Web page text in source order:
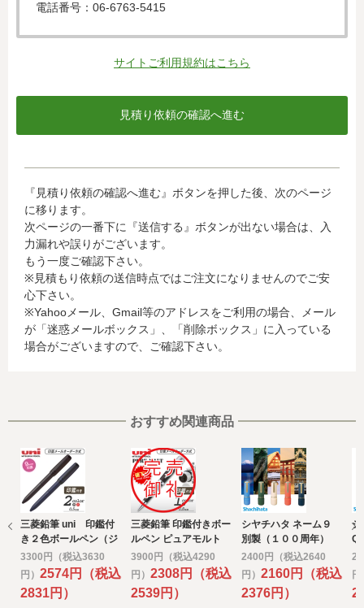
電話番号：06-6763-5415
c) 個人情報の利用目的
入力された個人情報は、お見積り依頼への対応のために利
d) 個人情報の第三者提供について
当社がお客様から収集した以下の個人情報等は、カード発
行会社が行う不正利用検知・防止のために、お客様が利用
されているカード発行会社へ提供させていただきます。(氏
名、電話番号、email アドレス、インターネット利用環境
に関する情報等)
お客様が利用されているカード発行会社が外国にある場
合、これらの情報は当該発行会社が所属する国に移転され
る場合があります。当社では、お客様から収集した情報か
らは、ご利用のカード発行会社及び当該会社が所在する国
を特定することができないため、以下の個人情報保護措置
・発行会社の個人情報保護の措置
なお、個人情報保護委員会のホームページ
(https://www.ppc.go.jp/)では、各国における個人情報保護
制度に関する情報について掲載されています。
お客様が未成年の場合、親権者または後見人の承諾を得た
上で、本サービスを利用するものとします。
e) 個人情報の取扱いの委託について
取得した個人情報の取扱いの全部又は、一部を委託するこ
とがあります。
その場合には、当社において最善の考慮を行います。
サイトご利用規約はこちら
『見積り依頼の確認へ進む』ボタンを押した後、次のページ
に移ります。
次ページの一番下に『送信する』ボタンが出ない場合は、入
力漏れや誤りがございます。
もう一度ご確認下さい。
※見積もり依頼の送信時点ではご注文になりませんのでご安
心下さい。
※Yahooメール、Gmail等のアドレスをご利用の場合、メール
が「迷惑メールボックス」、「削除ボックス」に入っている
場合がございますので、ご確認下さい。
おすすめ関連商品
三菱鉛筆 uni 印鑑付
き２色ボールペン（ジ
ェットストリームイン
ク）
3300円（税込3630
円） 2574円（税込
2831円）
三菱鉛筆 印鑑付きボー
ルペン ピュアモルト
(メールオーダー式)
3900円（税込4290
円） 2308円（税込
2539円）
シヤチハタ ネーム９
別製（１００周年）
2400円（税込2640
円） 2160円（税込
2376円）
シ
ネ